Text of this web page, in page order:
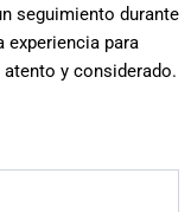
seguimiento durante
experiencia para
y considerado.